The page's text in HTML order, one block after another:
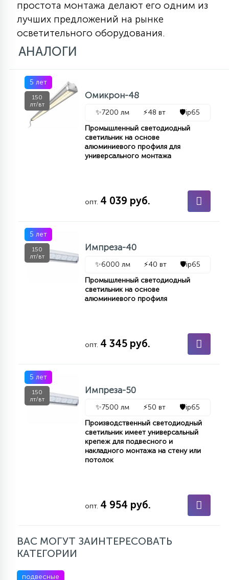
простота монтажа делают его одним из
лучших предложений на рынке
осветительного оборудования.
АНАЛОГИ
5 лет
150
лт/вт
Омикрон-48
✨7200 лм ⚡48 вт 🛡️ip65
Промышленный светодиодный
светильник на основе
алюминиевого профиля для
универсального монтажа
опт. 4 039 руб.
5 лет
150
лт/вт
Импреза-40
✨6000 лм ⚡40 вт 🛡️ip65
Промышленный светодиодный
светильник на основе
алюминиевого профиля
опт. 4 345 руб.
5 лет
150
лт/вт
Импреза-50
✨7500 лм ⚡50 вт 🛡️ip65
Производственный светодиодный
светильник имеет универсальный
крепеж для подвесного и
накладного монтажа на стену или
потолок
опт. 4 954 руб.
ВАС МОГУТ ЗАИНТЕРЕСОВАТЬ
КАТЕГОРИИ
подвесные